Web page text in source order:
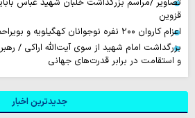
قزوین
اعزام کاروان ۲۰۰ نفره نوجوانان کهگیلویه و بویراحمدی به طریق الحسین (ع)
بزرگداشت امام شهید از سوی آیت‌الله اراکی /
و استقامت در برابر قدرت‌های جهانی
جدیدترین اخبار